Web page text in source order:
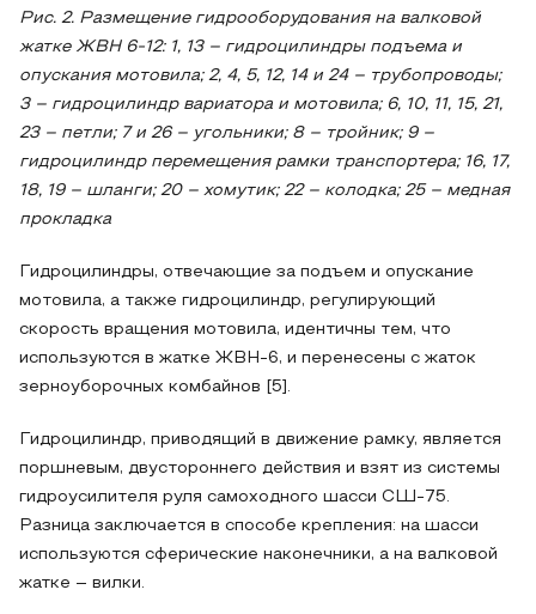
Рис. 2. Размещение гидрооборудования на валковой
жатке ЖВН 6-12: 1, 13 – гидроцилиндры подъема и
опускания мотовила; 2, 4, 5, 12, 14 и 24 – трубопроводы;
3 – гидроцилиндр вариатора и мотовила; 6, 10, 11, 15, 21,
23 – петли; 7 и 26 – угольники; 8 – тройник; 9 –
гидроцилиндр перемещения рамки транспортера; 16, 17,
18, 19 – шланги; 20 – хомутик; 22 – колодка; 25 – медная
прокладка
Гидроцилиндры, отвечающие за подъем и опускание
мотовила, а также гидроцилиндр, регулирующий
скорость вращения мотовила, идентичны тем, что
используются в жатке ЖВН-6, и перенесены с жаток
зерноуборочных комбайнов [5].
Гидроцилиндр, приводящий в движение рамку, является
поршневым, двустороннего действия и взят из системы
гидроусилителя руля самоходного шасси СШ-75.
Разница заключается в способе крепления: на шасси
используются сферические наконечники, а на валковой
жатке – вилки.